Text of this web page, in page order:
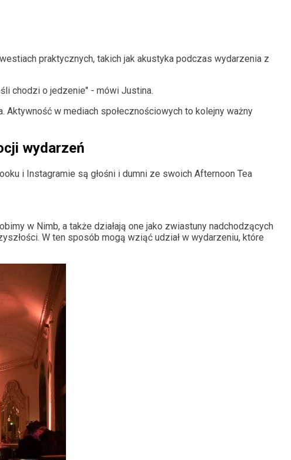
praktycznych, takich jak akustyka podczas wydarzenia z
chodzi o jedzenie" - mówi Justina.
w mediach społecznościowych to kolejny ważny
wydarzeń
i Instagramie są głośni i dumni ze swoich Afternoon Tea
w Nimb, a także działają one jako zwiastuny nadchodzących
W ten sposób mogą wziąć udział w wydarzeniu, które